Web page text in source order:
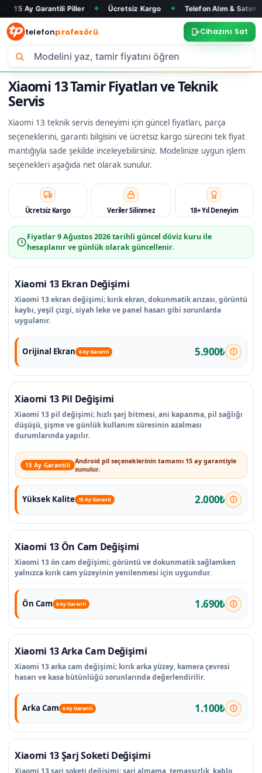
Piller ◆ Ücretsiz Kargo ◆ Telefon Alım & Satım ◆ Tüm
telefonprofesörü Cihazını Sat
Xiaomi 13 Tamir Fiyatları ve Teknik
Servis
Xiaomi 13 teknik servis deneyimi için güncel fiyatları, parça
seçeneklerini, garanti bilgisini ve ücretsiz kargo sürecini tek fiyat
mantığıyla sade şekilde inceleyebilirsiniz. Modelinize uygun işlem
seçenekleri aşağıda net olarak sunulur.
Ücretsiz Kargo Veriler Silinmez 18+ Yıl Deneyim
Fiyatlar9 Ağustos 2026tarihli güncel döviz kuru ile
hesaplanır ve günlük olarak güncellenir.
Xiaomi 13 Ekran Değişimi
Xiaomi 13 ekran değişimi; kırık ekran, dokunmatik arızası, görüntü
kaybı, yeşil çizgi, siyah leke ve panel hasarı gibi sorunlarda
uygulanır.
Orijinal Ekran 6 Ay Garanti 5.900₺
Xiaomi 13 Pil Değişimi
Xiaomi 13 pil değişimi; hızlı şarj bitmesi, ani kapanma, pil sağlığı
düşüşü, şişme ve günlük kullanım süresinin azalması
durumlarında yapılır.
15 Ay Garantili Android pil seçeneklerinin tamamı 15 ay garantiyle
sunulur.
Yüksek Kalite 15 Ay Garanti 2.000₺
Xiaomi 13 Ön Cam Değişimi
Xiaomi 13 ön cam değişimi; görüntü ve dokunmatik sağlamken
yalnızca kırık cam yüzeyinin yenilenmesi için uygundur.
Ön Cam 6 Ay Garanti 1.690₺
Xiaomi 13 Arka Cam Değişimi
Xiaomi 13 arka cam değişimi; kırık arka yüzey, kamera çevresi
hasarı ve kasa bütünlüğü sorunlarında değerlendirilir.
Arka Cam 6 Ay Garanti 1.100₺
Xiaomi 13 Şarj Soketi Değişimi
Xiaomi 13 şarj soketi değişimi; şarj almama, temassızlık, kablo